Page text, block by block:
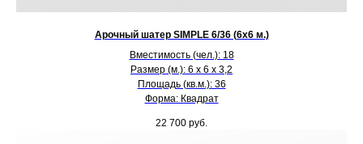
Арочный шатер SIMPLE 6/36 (6х6 м.)
Вместимость (чел.): 18
Размер (м.): 6 х 6 х 3,2
Площадь (кв.м.): 36
Форма: Квадрат
22 700 руб.